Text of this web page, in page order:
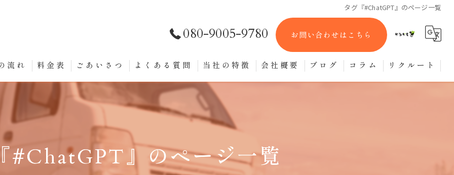
タグ『#ChatGPT』のページ一覧
080-9005-9780 お問い合わせはこちら
流れ 料金表 ごあいさつ よくある質問 当社の特徴
スポット便
定期便
チャーター便
軽貨物
会社概要 ブログ コラム リクルート
#ChatGPT』のページ一覧